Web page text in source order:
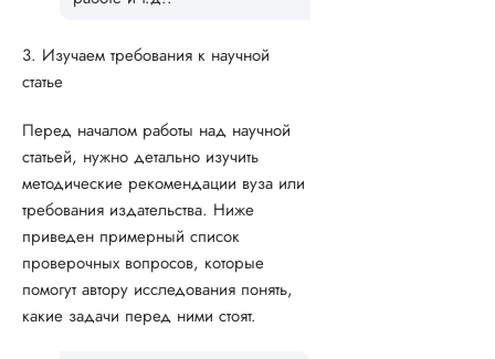
3. Изучаем требования к научной
статье
Перед началом работы над научной
статьей, нужно детально изучить
методические рекомендации вуза или
требования издательства. Ниже
приведен примерный список
проверочных вопросов, которые
помогут автору исследования понять,
какие задачи перед ними стоят.